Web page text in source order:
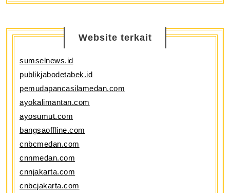
Website terkait
sumselnews.id
publikjabodetabek.id
pemudapancasilamedan.com
ayokalimantan.com
ayosumut.com
bangsaoffline.com
cnbcmedan.com
cnnmedan.com
cnnjakarta.com
cnbcjakarta.com